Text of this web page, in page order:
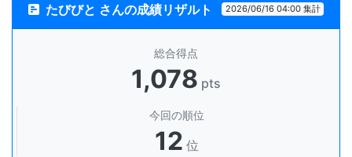
たびびと さんの成績リザルト 2026/06/16 04:00 集計
総合得点
1,078 pts
今回の順位
12 位